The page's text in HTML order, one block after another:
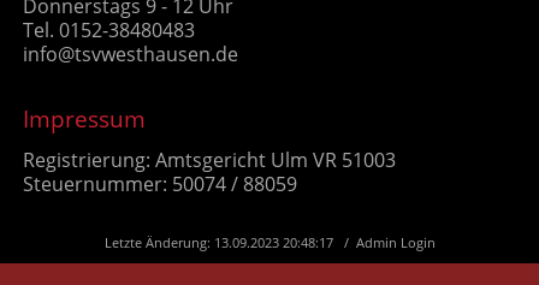
Donnerstags 9 - 12 Uhr
Tel. 0152-38480483
info@tsvwesthausen.de
Impressum
Registrierung: Amtsgericht Ulm VR 51003
Steuernummer: 50074 / 88059
Letzte Änderung: 13.09.2023 20:48:17 / Admin Login